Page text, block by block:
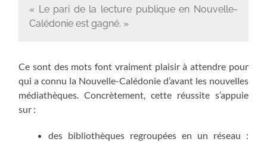
« Le pari de la lecture publique en Nouvelle-
Calédonie est gagné. »
Ce sont des mots font vraiment plaisir à attendre pour
qui a connu la Nouvelle-Calédonie d’avant les nouvelles
médiathèques. Concrètement, cette réussite s’appuie
sur :
des bibliothèques regroupées en un réseau :